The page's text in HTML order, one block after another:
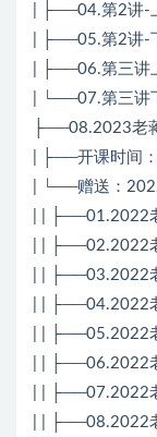
| ├──04.第2讲-
| ├──05.第2讲-
| ├──06.第三讲
| └──07.第三讲
├──08.2023老
| ├──开课时间
| └──赠送：
| | ├──01.2022
| | ├──02.2022
| | ├──03.2022
| | ├──04.2022
| | ├──05.2022
| | ├──06.2022
| | ├──07.2022
| | ├──08.2022